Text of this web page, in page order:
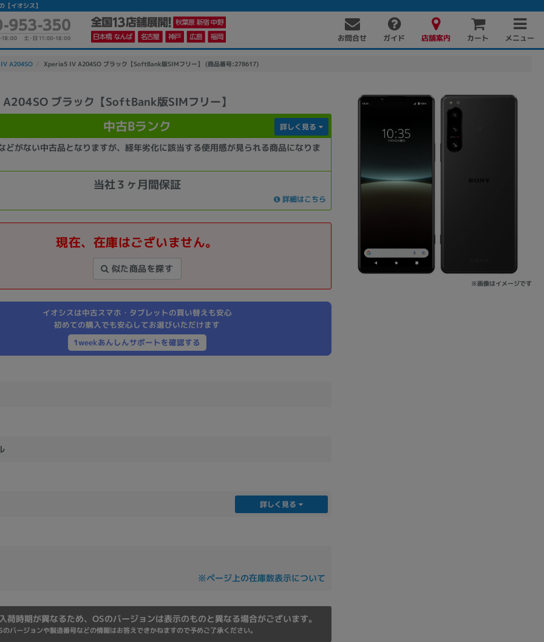
イオシス】
お問合せ ガイド 店舗案内 カート メニュー
A204SO Xperia5 IV A204SO ブラック【SoftBank版SIMフリー】 (商品番号:278617)
ブラック【SoftBank版SIMフリー】
※画像はイメージです
中古Bランク
どがない中古品となりますが、経年劣化に該当する使用感が見られる商品になりま
詳しく見る
当社３ヶ月間保証
詳細はこちら
現在、在庫はございません。
似た商品を探す
イオシスは中古スマホ・タブレットの買い替えも安心
初めての購入でも安心してお選びいただけます
1weekあんしんサポートを確認する
詳しく見る
※ページ上の在庫数表示について
荷時期が異なるため、OSのバージョンは表示のものと異なる場合がございます。
のバージョンや製造番号などの情報はお答えできかねますので予めご了承ください。
かんたんパソコン検索に切り替える
カテゴリー
ノートPC デスクPC PCパーツ ソフト
VAIO
メーカー
Apple SONY TOSHIBA Panasonic FUJITSU
Asus HP
メモリ
~